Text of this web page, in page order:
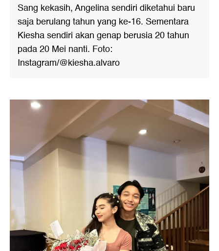
Sang kekasih, Angelina sendiri diketahui baru
saja berulang tahun yang ke-16. Sementara
Kiesha sendiri akan genap berusia 20 tahun
pada 20 Mei nanti. Foto:
Instagram/@kiesha.alvaro